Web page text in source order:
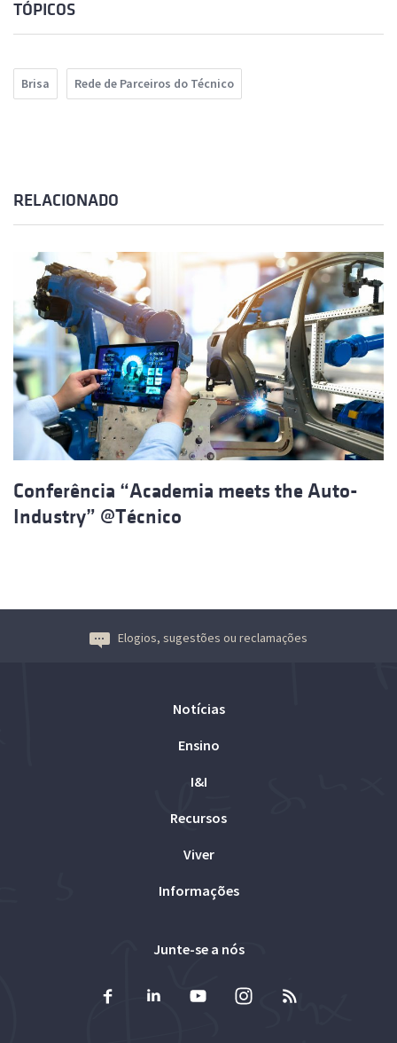
TÓPICOS
Brisa Rede de Parceiros do Técnico
RELACIONADO
Conferência “Academia meets the Auto-
Industry” @Técnico
Elogios, sugestões ou reclamações
Notícias
Ensino
I&I
Recursos
Viver
Informações
Junte-se a nós